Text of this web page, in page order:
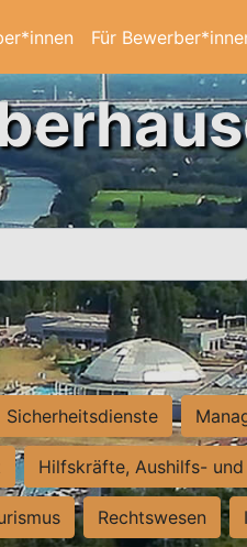
Für
Sicherheitsdienste
Hilfskräfte, Aushilfs-
Rechtswesen